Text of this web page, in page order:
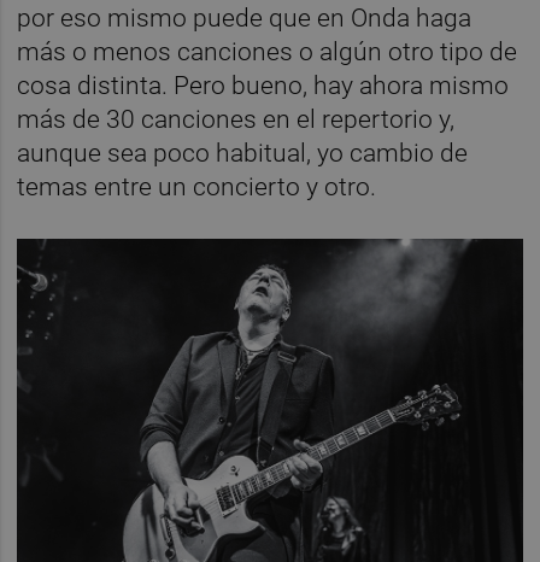
por eso mismo puede que en Onda haga
más o menos canciones o algún otro tipo de
cosa distinta. Pero bueno, hay ahora mismo
más de 30 canciones en el repertorio y,
aunque sea poco habitual, yo cambio de
temas entre un concierto y otro.